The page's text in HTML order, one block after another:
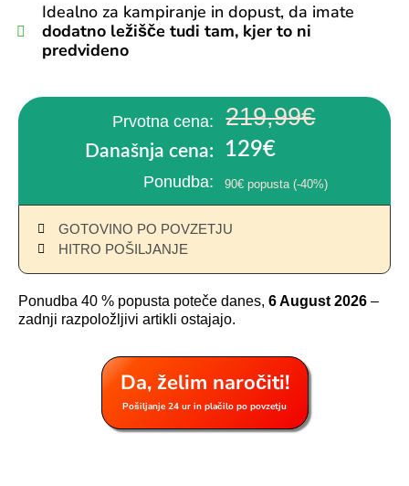
Idealno za kampiranje in dopust, da imate
dodatno ležišče tudi tam, kjer to ni
predvideno
Prvotna cena: 219,99€
Današnja cena: 129€
Ponudba: 90€ popusta (-40%)
GOTOVINO PO POVZETJU
HITRO POŠILJANJE
Ponudba 40 % popusta poteče danes, 6 August 2026 –
zadnji razpoložljivi artikli ostajajo.
Da, želim naročiti!
Pošiljanje 24 ur in plačilo po povzetju